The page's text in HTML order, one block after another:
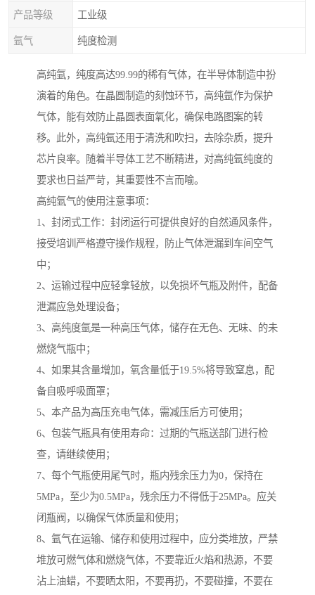
产品等级 工业级
氩气 纯度检测
高纯氩，纯度高达99.99的稀有气体，在半导体制造中扮
演着的角色。在晶圆制造的刻蚀环节，高纯氩作为保护
气体，能有效防止晶圆表面氧化，确保电路图案的转
移。此外，高纯氩还用于清洗和吹扫，去除杂质，提升
芯片良率。随着半导体工艺不断精进，对高纯氩纯度的
要求也日益严苛，其重要性不言而喻。
高纯氩气的使用注意事项：
1、封闭式工作：封闭运行可提供良好的自然通风条件，
接受培训严格遵守操作规程，防止气体泄漏到车间空气
中；
2、运输过程中应轻拿轻放，以免损坏气瓶及附件，配备
泄漏应急处理设备；
3、高纯度氩是一种高压气体，储存在无色、无味、的未
燃烧气瓶中；
4、如果其含量增加，氧含量低于19.5%将导致窒息，配
备自吸呼吸面罩；
5、本产品为高压充电气体，需减压后方可使用；
6、包装气瓶具有使用寿命：过期的气瓶送部门进行检
查，请继续使用；
7、每个气瓶使用尾气时，瓶内残余压力为0，保持在
5MPa，至少为0.5MPa，残余压力不得低于25MPa。应关
闭瓶阀，以确保气体质量和使用；
8、氩气在运输、储存和使用过程中，应分类堆放，严禁
堆放可燃气体和燃烧气体，不要靠近火焰和热源，不要
沾上油蜡，不要晒太阳，不要再扔，不要碰撞，不要在